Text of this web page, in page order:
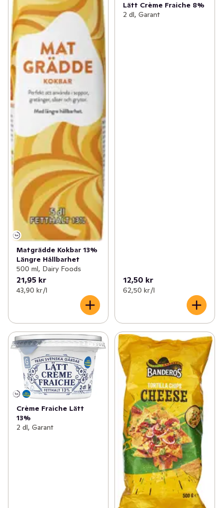
Matgrädde Kokbar 13%
Längre Hållbarhet
500 ml, Dairy Foods
21,95 kr
43,90 kr /l
Lätt Crème Fraiche 8%
2 dl, Garant
12,50 kr
62,50 kr /l
Crème Fraiche Lätt
13%
2 dl, Garant